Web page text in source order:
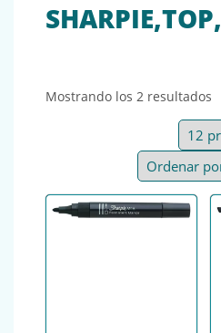
SHARPIE,TOP,
Mostrando los 2 resultados